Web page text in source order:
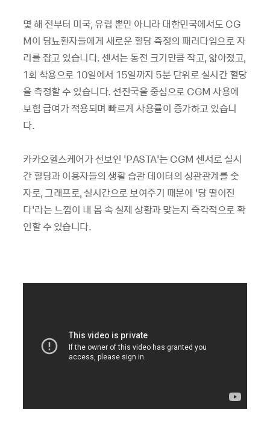
몇 해 전부터 미국, 유럽 뿐만 아니라 대한민국에서도 CG
M이 당뇨환자들에게 새로운 혈당 측정의 패러다임으로 자
리를 잡고 있습니다. 센서는 동전 크기만큼 작고, 얇아졌고,
1회 착용으로 10일에서 15일까지 5분 단위로 실시간 혈당
을 측정할 수 있습니다. 선진국을 중심으로 CGM 사용에
보험 급여가 적용되며 빠르게 사용률이 증가하고 있습니
다.
카카오헬스케어가 선보인 ‘PASTA’는 CGM 센서로 실시
간 혈당과 이용자들의 생활 습관 데이터의 상관관계를 숫
자로, 그래프로, 실시간으로 보여주기 때문에 ‘당 떨어진
다’라는 느낌이 내 몸 속 실제 상황과 맞는지 즉각적으로 확
인할 수 있습니다.